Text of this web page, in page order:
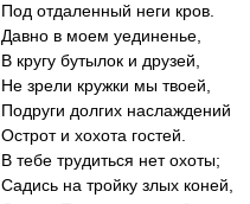
Под отдаленный неги кров.
Давно в моем уединенье,
В кругу бутылок и друзей,
Не зрели кружки мы твоей,
Подруги долгих наслаждений
Острот и хохота гостей.
В тебе трудиться нет охоты;
Садись на тройку злых коней,